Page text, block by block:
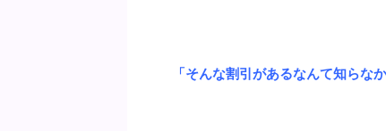
「そんな割引があるなんて知らな